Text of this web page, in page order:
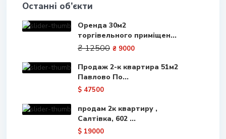
Останні об’єкти
Оренда 30м2
торгівельного приміщен...
₴ 12500 ₴ 9000
Продаж 2-к квартира 51м2
Павлово По...
$ 47500
продам 2к квартиру ,
Салтівка, 602 ...
$ 19000